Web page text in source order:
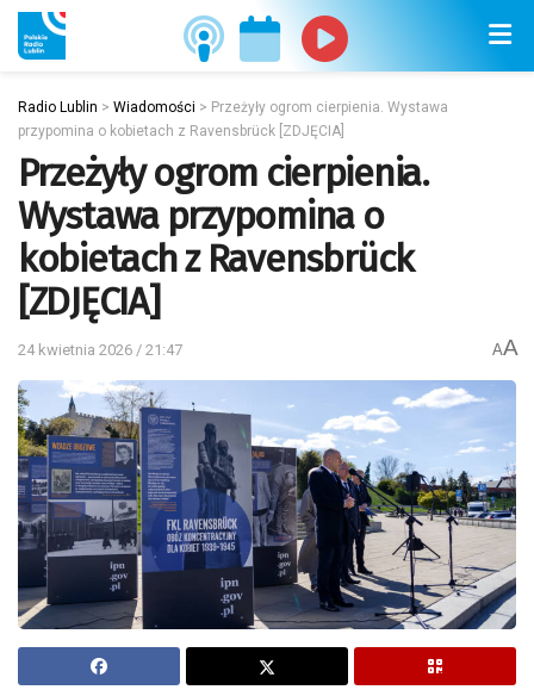
Radio Lublin > Wiadomości > Przeżyły ogrom cierpienia. Wystawa
przypomina o kobietach z Ravensbrück [ZDJĘCIA]
Przeżyły ogrom cierpienia.
Wystawa przypomina o
kobietach z Ravensbrück
[ZDJĘCIA]
24 kwietnia 2026 / 21:47 AA